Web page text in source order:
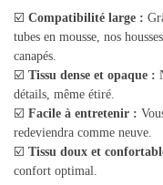
☑️ Compatibilité large :
tubes en mousse, nos
canapés.
☑️ Tissu dense et opaque :
détails, même étiré.
☑️ Facile à entretenir :
redeviendra comme neuve.
☑️ Tissu doux et
confort optimal.